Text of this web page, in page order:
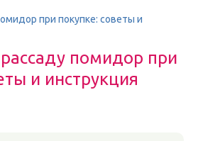
при покупке: советы и
помидор при
и инструкция